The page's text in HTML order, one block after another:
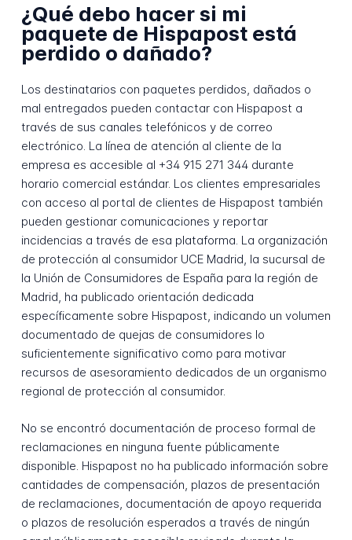
¿Qué debo hacer si mi
paquete de Hispapost está
perdido o dañado?
Los destinatarios con paquetes perdidos, dañados o
mal entregados pueden contactar con Hispapost a
través de sus canales telefónicos y de correo
electrónico. La línea de atención al cliente de la
empresa es accesible al +34 915 271 344 durante
horario comercial estándar. Los clientes empresariales
con acceso al portal de clientes de Hispapost también
pueden gestionar comunicaciones y reportar
incidencias a través de esa plataforma. La organización
de protección al consumidor UCE Madrid, la sucursal de
la Unión de Consumidores de España para la región de
Madrid, ha publicado orientación dedicada
específicamente sobre Hispapost, indicando un volumen
documentado de quejas de consumidores lo
suficientemente significativo como para motivar
recursos de asesoramiento dedicados de un organismo
regional de protección al consumidor.
No se encontró documentación de proceso formal de
reclamaciones en ninguna fuente públicamente
disponible. Hispapost no ha publicado información sobre
cantidades de compensación, plazos de presentación
de reclamaciones, documentación de apoyo requerida
o plazos de resolución esperados a través de ningún